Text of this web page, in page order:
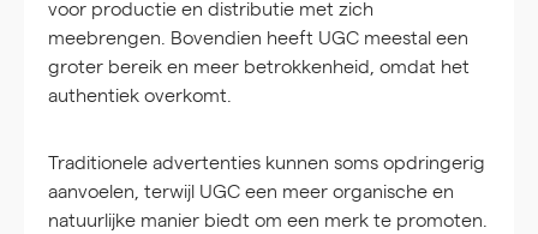
voor productie en distributie met zich
meebrengen. Bovendien heeft UGC meestal een
groter bereik en meer betrokkenheid, omdat het
authentiek overkomt.
Traditionele advertenties kunnen soms opdringerig
aanvoelen, terwijl UGC een meer organische en
natuurlijke manier biedt om een merk te promoten.